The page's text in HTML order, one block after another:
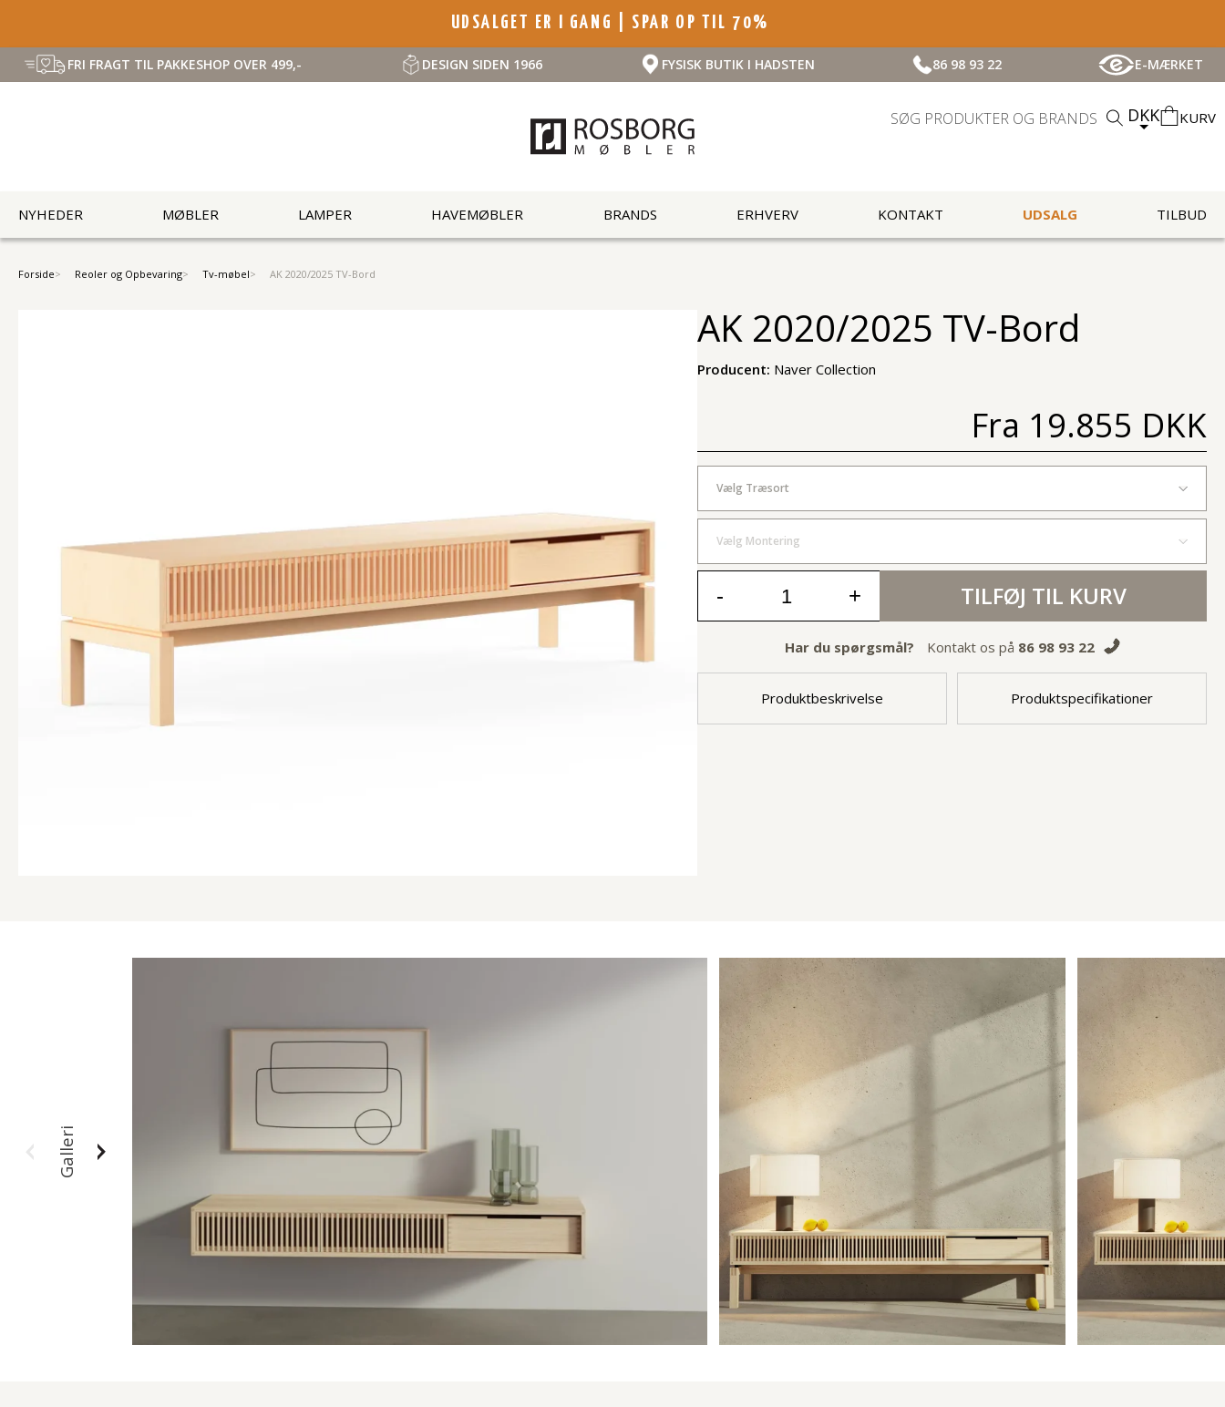
UDSALGET ER I GANG | SPAR OP TIL 70%
FRI FRAGT TIL PAKKESHOP OVER 499,- DESIGN SIDEN 1966 FYSISK BUTIK I HADSTEN 86 98 93 22 E-MÆRKET
DKK KURV
NYHEDER MØBLER LAMPER HAVEMØBLER BRANDS ERHVERV KONTAKT UDSALG TILBUD
Forside Reoler og Opbevaring Tv-møbel AK 2020/2025 TV-Bord
AK 2020/2025 TV-Bord
Producent: Naver Collection
Fra 19.855 DKK
Vælg Træsort
Vælg Montering
- + TILFØJ TIL KURV
Har du spørgsmål? Kontakt os på 86 98 93 22
Produktbeskrivelse Produktspecifikationer
Galleri